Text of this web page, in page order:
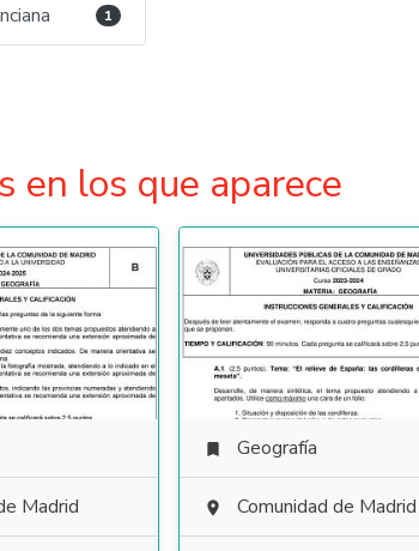
1
en los que aparece
Madrid
 Geografía
 Comunidad de Madrid